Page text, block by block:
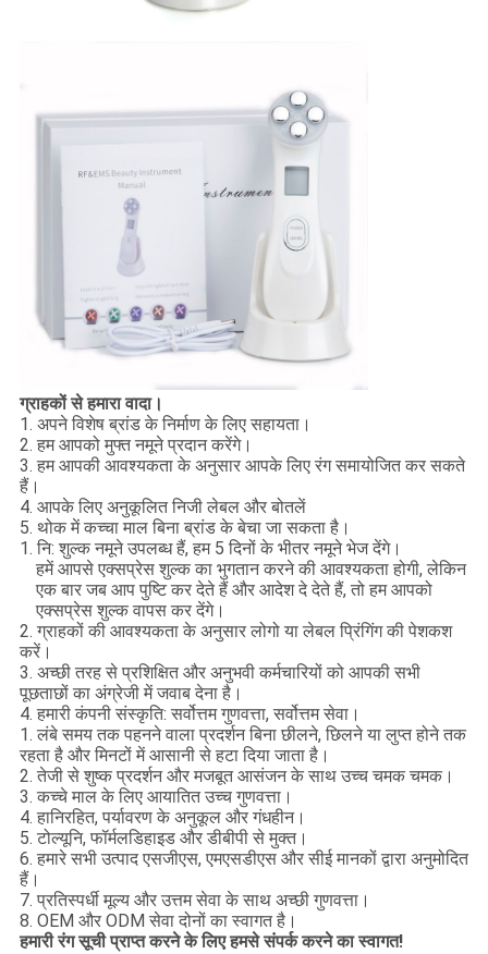
ग्राहकों से हमारा वादा।
1. अपने विशेष ब्रांड के निर्माण के लिए सहायता।
2. हम आपको मुफ्त नमूने प्रदान करेंगे।
3. हम आपकी आवश्यकता के अनुसार आपके लिए रंग समायोजित कर सकते
हैं।
4. आपके लिए अनुकूलित निजी लेबल और बोतलें
5. थोक में कच्चा माल बिना ब्रांड के बेचा जा सकता है।
1. नि: शुल्क नमूने उपलब्ध हैं, हम 5 दिनों के भीतर नमूने भेज देंगे।
हमें आपसे एक्सप्रेस शुल्क का भुगतान करने की आवश्यकता होगी, लेकिन
एक बार जब आप पुष्टि कर देते हैं और आदेश दे देते हैं, तो हम आपको
एक्सप्रेस शुल्क वापस कर देंगे।
2. ग्राहकों की आवश्यकता के अनुसार लोगो या लेबल प्रिंगिंग की पेशकश
करें।
3. अच्छी तरह से प्रशिक्षित और अनुभवी कर्मचारियों को आपकी सभी
पूछताछों का अंग्रेजी में जवाब देना है।
4. हमारी कंपनी संस्कृति: सर्वोत्तम गुणवत्ता, सर्वोत्तम सेवा।
1. लंबे समय तक पहनने वाला प्रदर्शन बिना छीलने, छिलने या लुप्त होने तक
रहता है और मिनटों में आसानी से हटा दिया जाता है।
2. तेजी से शुष्क प्रदर्शन और मजबूत आसंजन के साथ उच्च चमक चमक।
3. कच्चे माल के लिए आयातित उच्च गुणवत्ता।
4. हानिरहित, पर्यावरण के अनुकूल और गंधहीन।
5. टोल्यूनि, फॉर्मलडिहाइड और डीबीपी से मुक्त।
6. हमारे सभी उत्पाद एसजीएस, एमएसडीएस और सीई मानकों द्वारा अनुमोदित
हैं।
7. प्रतिस्पर्धी मूल्य और उत्तम सेवा के साथ अच्छी गुणवत्ता।
8. OEM और ODM सेवा दोनों का स्वागत है।
हमारी रंग सूची प्राप्त करने के लिए हमसे संपर्क करने का स्वागत!